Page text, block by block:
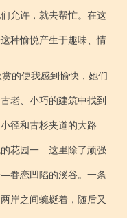
允许，就去帮忙。在这
种愉悦产生于趣味、情
老、小巧的建筑中找到
径和古杉夹道的大路
花园一―这里除了顽强
眷恋凹陷的溪谷。一条
岸之间蜿蜒着，随后又